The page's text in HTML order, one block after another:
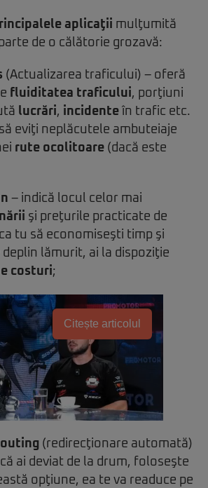
aplicaţii mulţumită
de o călătorie grozavă:
(Actualizarea traficului) – oferă
fluiditatea traficului, porţiuni
lucrări, incidente în trafic etc.
eviţi neplăcutele ambuteiaje
rute ocolitoare (dacă este
– indică locul celor mai
şi preţurile practicate de
tu să economiseşti timp şi
deplin lămurit, ai la dispoziţie
costuri;
Citește articolul
(redirecţionare automată)
ai deviat de la drum, foloseşte
opţiune, ea te va readuce pe